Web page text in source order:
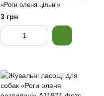
«Роги оленя цільні»
3 грн